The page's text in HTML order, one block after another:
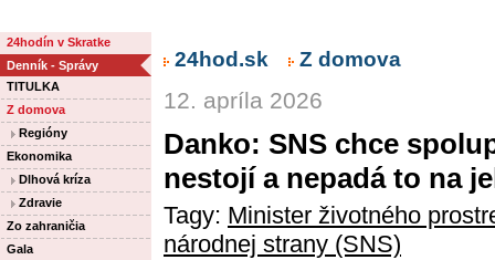
24hodín v Skratke
Denník - Správy
TITULKA
Z domova
Regióny
Ekonomika
Dlhová kríza
Zdravie
Zo zahraničia
Gala
24hod.sk Z domova
12. apríla 2026
Danko: SNS chce
nestojí a nepadá to na
Tagy: Minister životného
národnej strany (SNS)